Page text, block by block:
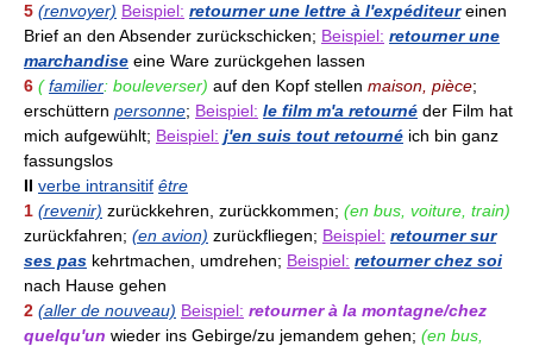
5 (renvoyer) Beispiel: retourner une lettre à l'expéditeureinen
Brief an den Absender zurückschicken; Beispiel: retourner une
marchandise eine Ware zurückgehen lassen
6 ( familier: bouleverser) auf den Kopf stellen maison, pièce;
erschüttern personne; Beispiel: le film m'a retourné der Film hat
mich aufgewühlt; Beispiel: j'en suis tout retourné ich bin ganz
fassungslos
II verbe intransitif être
1 (revenir) zurückkehren, zurückkommen; (en bus, voiture, train)
zurückfahren; (en avion) zurückfliegen; Beispiel: retourner sur
ses pas kehrtmachen, umdrehen; Beispiel: retourner chez soi
nach Hause gehen
2 (aller de nouveau) Beispiel: retourner à la montagne/chez
quelqu'un wieder ins Gebirge/zu jemandem gehen; (en bus,